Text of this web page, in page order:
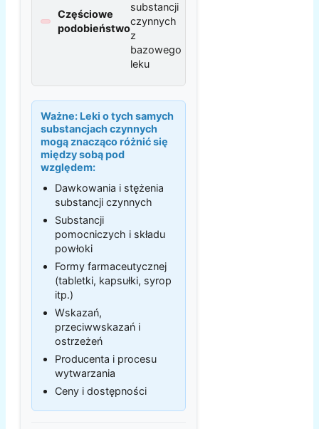
Częściowe
podobieństwo
substancji
czynnych
z
bazowego
leku
Ważne: Leki o tych samych
substancjach czynnych
mogą znacząco różnić się
między sobą pod
względem:
Dawkowania i stężenia
substancji czynnych
Substancji
pomocniczych i składu
powłoki
Formy farmaceutycznej
(tabletki, kapsułki, syrop
itp.)
Wskazań,
przeciwwskazań i
ostrzeżeń
Producenta i procesu
wytwarzania
Ceny i dostępności